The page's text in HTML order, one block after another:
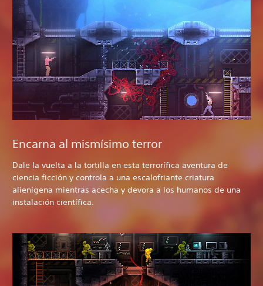
Encarna al mismísimo terror
Dale la vuelta a la tortilla en esta terrorífica aventura de
ciencia ficción y controla a una escalofriante criatura
alienígena mientras acecha y devora a los humanos de una
instalación científica.